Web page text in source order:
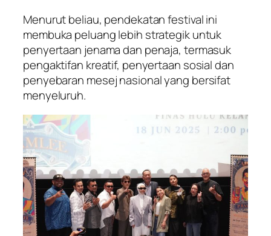
Menurut beliau, pendekatan festival ini
membuka peluang lebih strategik untuk
penyertaan jenama dan penaja, termasuk
pengaktifan kreatif, penyertaan sosial dan
penyebaran mesej nasional yang bersifat
menyeluruh.